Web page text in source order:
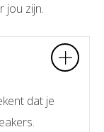
jou zijn.
dat je